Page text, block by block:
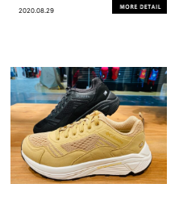
2020.08.29